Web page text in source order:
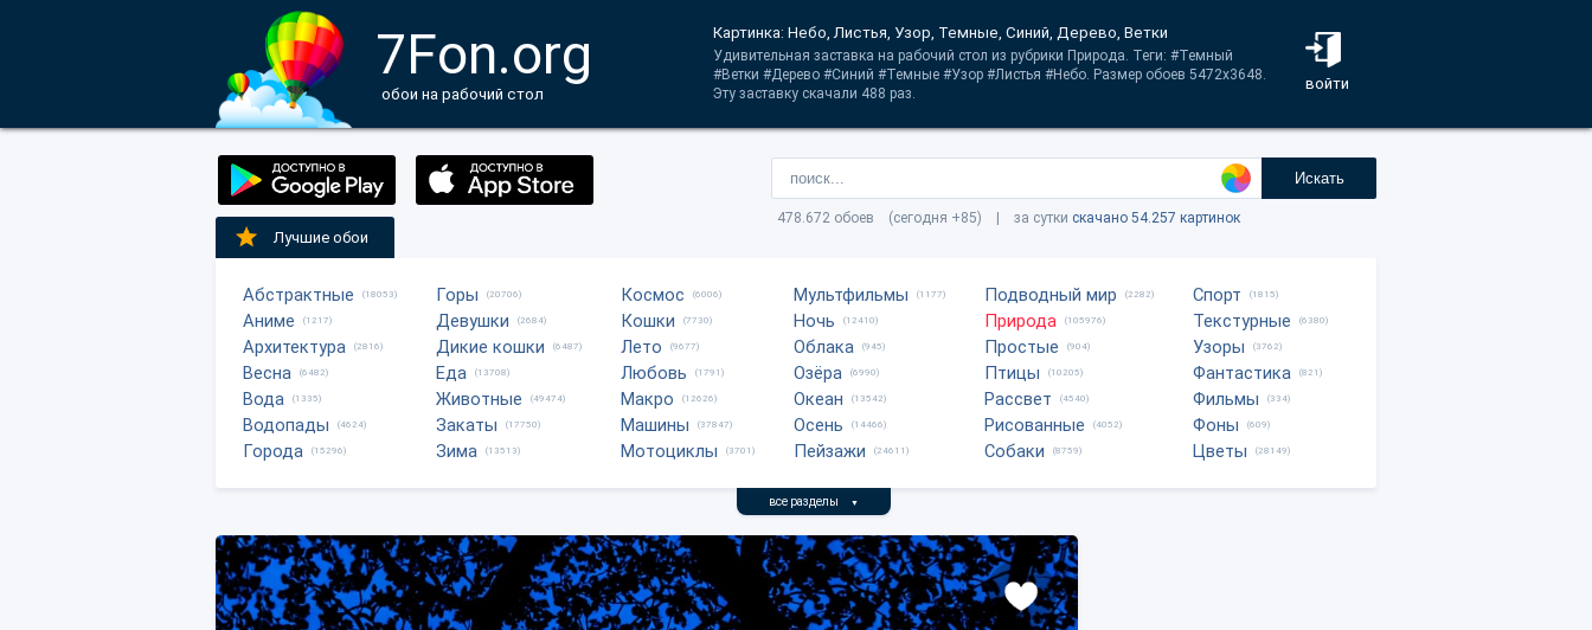
7Fon.org
обои на рабочий стол
войти
Картинка: Небо, Листья, Узор, Темные, Синий, Дерево, Ветки
Удивительная заставка на рабочий стол из рубрики Природа. Теги: #Темный
#Ветки #Дерево #Синий #Темные #Узор #Листья #Небо. Размер обоев 5472x3648.
Эту заставку скачали 488 раз.
Искать
478.672 обоев (сегодня +85) | за сутки скачано 54.257 картинок
Лучшие обои
Абстрактные (18053)
Аниме (1217)
Архитектура (2816)
Весна (6482)
Вода (1335)
Водопады (4624)
Города (15296)
Горы (20706)
Девушки (2684)
Дикие кошки (6487)
Еда (13708)
Животные (49474)
Закаты (17750)
Зима (13513)
Космос (6006)
Кошки (7730)
Лето (9677)
Любовь (1791)
Макро (12626)
Машины (37847)
Мотоциклы (3701)
Мультфильмы (1177)
Ночь (12410)
Облака (945)
Озёра (6990)
Океан (13542)
Осень (14466)
Пейзажи (24611)
Подводный мир (2282)
Природа (105976)
Простые (904)
Птицы (10205)
Рассвет (4540)
Рисованные (4052)
Собаки (8759)
Спорт (1815)
Текстурные (6380)
Узоры (3762)
Фантастика (821)
Фильмы (334)
Фоны (609)
Цветы (28149)
все разделы ▼